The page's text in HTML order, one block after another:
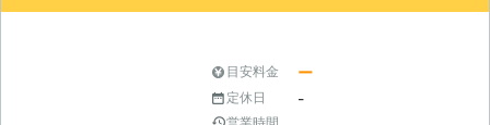
況をキチンと確認いたします。その際
させていただきます。 調査やお見積
りには費用は発生いたしません。完全
大分県 別府市 2016年12月30日
目安料金 ー
定休日 -